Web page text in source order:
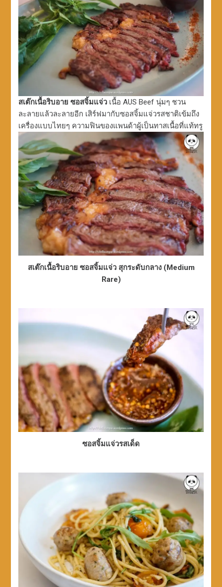
สเต๊กเนื้อริบอาย ซอสจิ้มแจ่ว เนื้อ AUS Beef นุ่มๆ ชวน
ละลายแล้วละลายอีก เสิร์ฟมากับซอสจิ้มแจ่วรสชาติเข้มถึง
เครื่องแบบไทยๆ ความฟินของแพนด้าผู้เป็นทาสเนื้อที่แท้ทรู
สเต๊กเนื้อริบอาย ซอสจิ้มแจ่ว สุกระดับกลาง (Medium
Rare)
ซอสจิ้มแจ่วรสเด็ด